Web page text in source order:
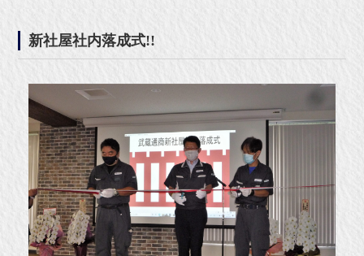
新社屋社内落成式!!